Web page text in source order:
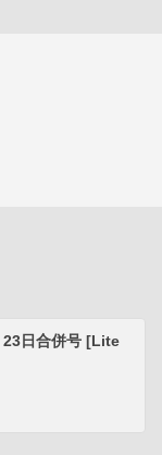
23日合併号 [Lite